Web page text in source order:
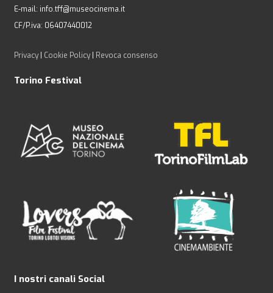
E-mail: info.tff@museocinema.it
CF/P.iva: 06407440012
Privacy| Cookie Policy| Revoca consenso
Torino Festival
I nostri canali Social